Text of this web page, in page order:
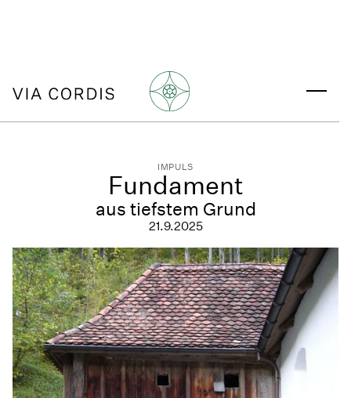
IMPULS
Fundament
aus tiefstem Grund
21.9.2025